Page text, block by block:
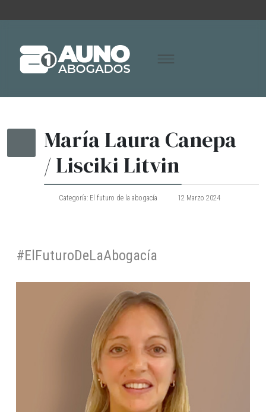
María Laura Canepa
/ Lisciki Litvin
Categoría: El futuro de la abogacía 12 Marzo 2024
#ElFuturoDeLaAbogacía